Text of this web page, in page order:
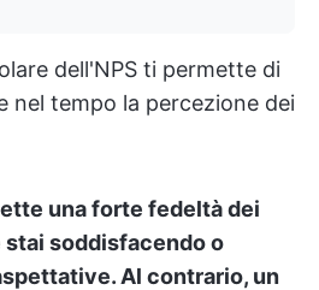
dell'NPS ti permette di
nel tempo la percezione dei
una forte fedeltà dei
soddisfacendo o
Al contrario, un